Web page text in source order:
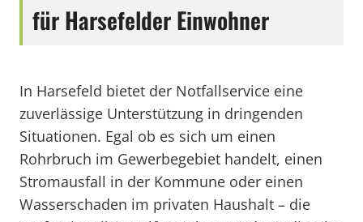
für Harsefelder Einwohner
In Harsefeld bietet der Notfallservice eine
zuverlässige Unterstützung in dringenden
Situationen. Egal ob es sich um einen
Rohrbruch im Gewerbegebiet handelt, einen
Stromausfall in der Kommune oder einen
Wasserschaden im privaten Haushalt – die